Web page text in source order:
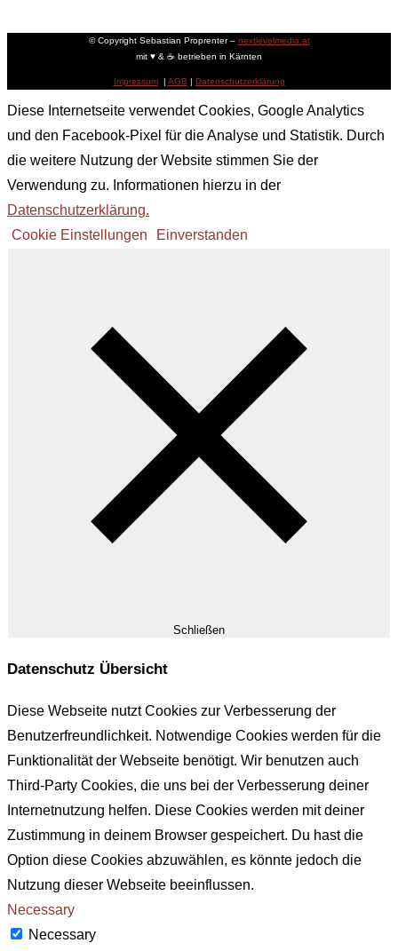
© Copyright Sebastian Proprenter – nextlevelmedia.at
mit ♥ & ☕ betrieben in Kärnten
Impressum| AGB | Datenschutzerklärung
Diese Internetseite verwendet Cookies, Google Analytics
und den Facebook-Pixel für die Analyse und Statistik. Durch
die weitere Nutzung der Website stimmen Sie der
Verwendung zu. Informationen hierzu in der
Datenschutzerklärung.
Cookie Einstellungen
Einverstanden
Schließen
Datenschutz Übersicht
Diese Webseite nutzt Cookies zur Verbesserung der
Benutzerfreundlichkeit. Notwendige Cookies werden für die
Funktionalität der Webseite benötigt. Wir benutzen auch
Third-Party Cookies, die uns bei der Verbesserung deiner
Internetnutzung helfen. Diese Cookies werden mit deiner
Zustimmung in deinem Browser gespeichert. Du hast die
Option diese Cookies abzuwählen, es könnte jedoch die
Nutzung dieser Webseite beeinflussen.
Necessary
Necessary